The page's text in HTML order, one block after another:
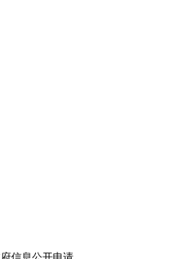
信息公开申请。